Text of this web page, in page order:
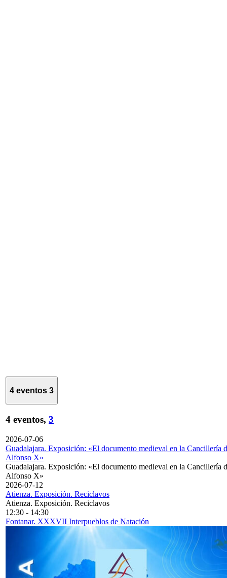
4 eventos 3
4 eventos, 3
2026-07-06
Guadalajara. Exposición: «El documento medieval en la Cancillería
Alfonso X»
Guadalajara. Exposición: «El documento medieval en la Cancillería
Alfonso X»
2026-07-12
Atienza. Exposición. Reciclavos
Atienza. Exposición. Reciclavos
12:30 - 14:30
Fontanar. XXXVII Interpueblos de Natación